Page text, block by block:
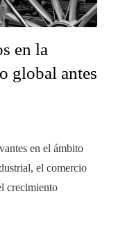
en la
global antes
en el ámbito
el comercio
crecimiento